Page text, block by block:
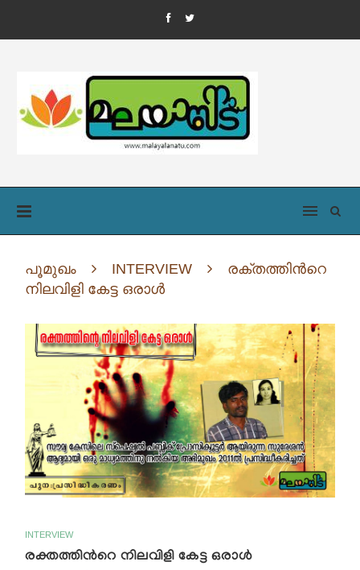
പൂമുഖം INTERVIEW
രക്തത്തിന്‍റെ
നിലവിളി കേട്ട ഒരാൾ
INTERVIEW
രക്തത്തിന്‍റെ നിലവിളി കേട്ട ഒരാൾ